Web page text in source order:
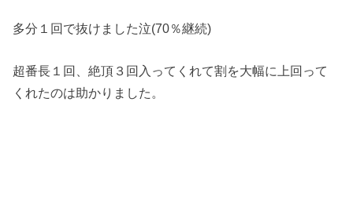
多分１回で抜けました泣(70％継続)
超番長１回、絶頂３回入ってくれて割を大幅に上回って
くれたのは助かりました。